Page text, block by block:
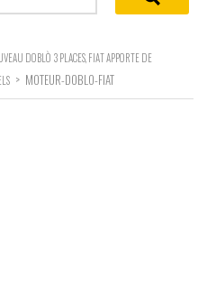
DOBLÒ 3 PLACES, FIAT APPORTE DE
> MOTEUR-DOBLO-FIAT